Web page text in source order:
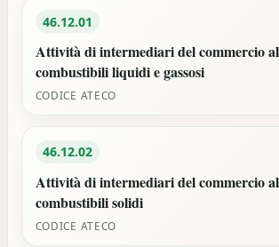
46.12.01
Attività di intermediari del commercio
combustibili liquidi e gassosi
CODICE ATECO
46.12.02
Attività di intermediari del commercio
combustibili solidi
CODICE ATECO